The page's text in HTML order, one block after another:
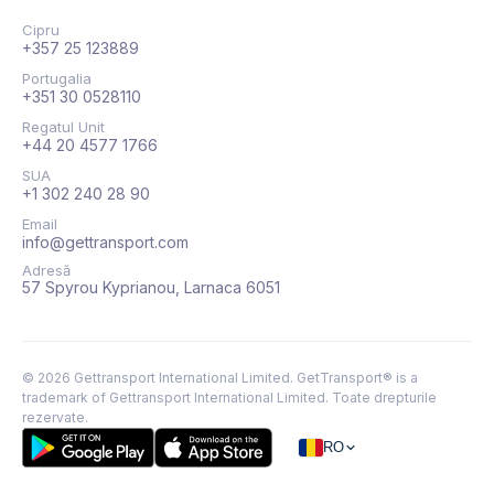
Cipru
+357 25 123889
Portugalia
+351 30 0528110
Regatul Unit
+44 20 4577 1766
SUA
+1 302 240 28 90
Email
info@gettransport.com
Adresă
57 Spyrou Kyprianou, Larnaca 6051
© 2026 Gettransport International Limited. GetTransport® is a
trademark of Gettransport International Limited. Toate drepturile
rezervate.
RO